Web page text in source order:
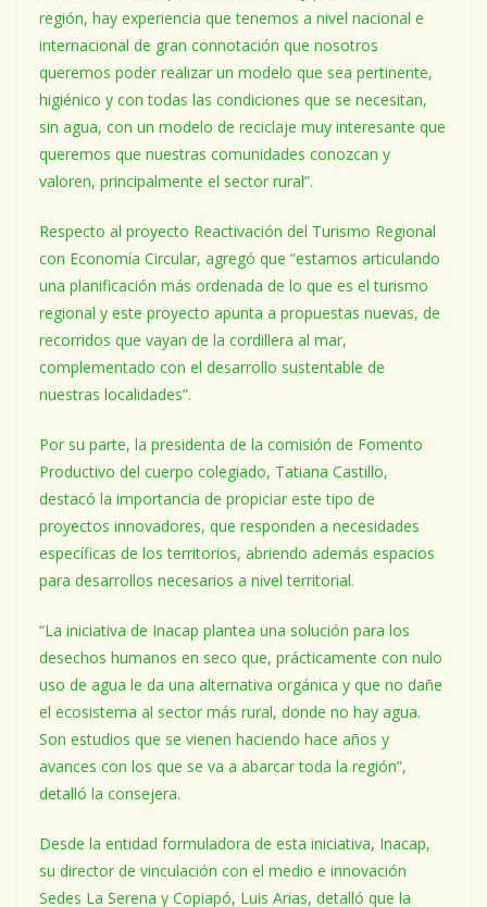
región, hay experiencia que tenemos a nivel nacional e
internacional de gran connotación que nosotros
queremos poder realizar un modelo que sea pertinente,
higiénico y con todas las condiciones que se necesitan,
sin agua, con un modelo de reciclaje muy interesante que
queremos que nuestras comunidades conozcan y
valoren, principalmente el sector rural”.
Respecto al proyecto Reactivación del Turismo Regional
con Economía Circular, agregó que “estamos articulando
una planificación más ordenada de lo que es el turismo
regional y este proyecto apunta a propuestas nuevas, de
recorridos que vayan de la cordillera al mar,
complementado con el desarrollo sustentable de
nuestras localidades”.
Por su parte, la presidenta de la comisión de Fomento
Productivo del cuerpo colegiado, Tatiana Castillo,
destacó la importancia de propiciar este tipo de
proyectos innovadores, que responden a necesidades
específicas de los territorios, abriendo además espacios
para desarrollos necesarios a nivel territorial.
“La iniciativa de Inacap plantea una solución para los
desechos humanos en seco que, prácticamente con nulo
uso de agua le da una alternativa orgánica y que no dañe
el ecosistema al sector más rural, donde no hay agua.
Son estudios que se vienen haciendo hace años y
avances con los que se va a abarcar toda la región”,
detalló la consejera.
Desde la entidad formuladora de esta iniciativa, Inacap,
su director de vinculación con el medio e innovación
Sedes La Serena y Copiapó, Luis Arias, detalló que la